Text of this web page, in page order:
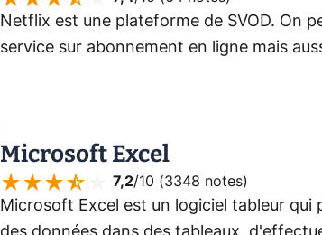
Netflix est une plateforme de SVOD. On
service sur abonnement en ligne mais
Microsoft Excel
7,2/10 (3348 notes)
Microsoft Excel est un logiciel tableur qui